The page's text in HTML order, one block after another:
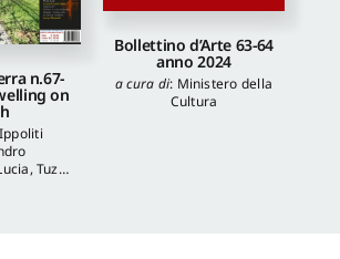
n.67-
on
Ippoliti
,Tuzi
Bollettino d’Arte 63-64
anno 2024
a cura di: Ministero della
Cultura